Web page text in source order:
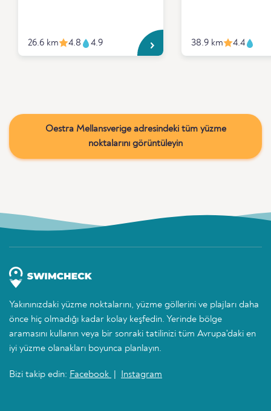
26.6 km 4.8 4.9 38.9 km 4.4
Oestra Mellansverige adresindeki tüm yüzme
noktalarını görüntüleyin
Yakınınızdaki yüzme noktalarını, yüzme göllerini ve plajları daha
önce hiç olmadığı kadar kolay keşfedin. Yerinde bölge
aramasını kullanın veya bir sonraki tatilinizi tüm Avrupa'daki en
iyi yüzme olanakları boyunca planlayın.
Bizi takip edin: Facebook Instagram